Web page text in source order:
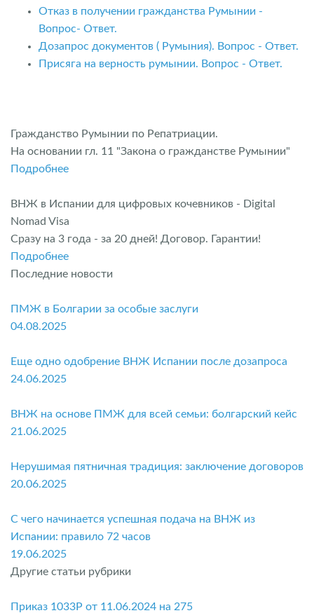
Отказ в получении гражданства Румынии -
Вопрос- Ответ.
Дозапрос документов ( Румыния). Вопрос - Ответ.
Присяга на верность румынии. Вопрос - Ответ.
Гражданство Румынии по Репатриации.
На основании гл. 11 "Закона о гражданстве Румынии"
Подробнее
ВНЖ в Испании для цифровых кочевников - Digital
Nomad Visa
Сразу на 3 года - за 20 дней! Договор. Гарантии!
Подробнее
Последние новости
ПМЖ в Болгарии за особые заслуги
04.08.2025
Еще одно одобрение ВНЖ Испании после дозапроса
24.06.2025
ВНЖ на основе ПМЖ для всей семьи: болгарский кейс
21.06.2025
Нерушимая пятничная традиция: заключение договоров
20.06.2025
С чего начинается успешная подача на ВНЖ из
Испании: правило 72 часов
19.06.2025
Другие статьи рубрики
Приказ 1033P от 11.06.2024 на 275